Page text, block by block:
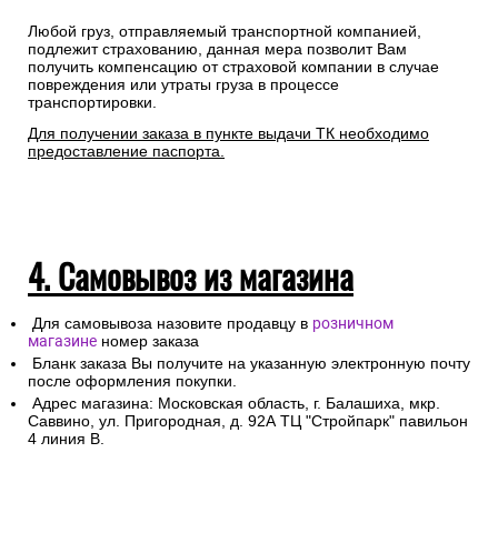
Любой груз, отправляемый транспортной компанией,
подлежит страхованию, данная мера позволит Вам
получить компенсацию от страховой компании в случае
повреждения или утраты груза в процессе
транспортировки.
Для получении заказа в пункте выдачи ТК необходимо
предоставление паспорта.
4. Самовывоз из магазина
Для самовывоза назовите продавцу в розничном
магазине номер заказа
Бланк заказа Вы получите на указанную электронную почту
после оформления покупки.
Адрес магазина: Московская область, г. Балашиха, мкр.
Саввино, ул. Пригородная, д. 92А ТЦ "Стройпарк" павильон
4 линия В.